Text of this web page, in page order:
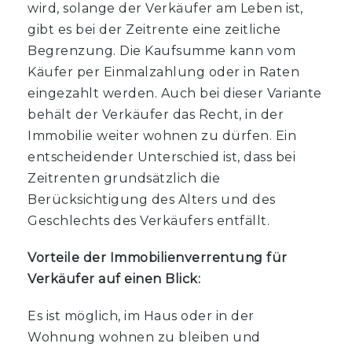
wird, solange der Verkäufer am Leben ist,
gibt es bei der Zeitrente eine zeitliche
Begrenzung. Die Kaufsumme kann vom
Käufer per Einmalzahlung oder in Raten
eingezahlt werden. Auch bei dieser Variante
behält der Verkäufer das Recht, in der
Immobilie weiter wohnen zu dürfen. Ein
entscheidender Unterschied ist, dass bei
Zeitrenten grundsätzlich die
Berücksichtigung des Alters und des
Geschlechts des Verkäufers entfällt.
Vorteile der Immobilienverrentung für
Verkäufer auf einen Blick:
Es ist möglich, im Haus oder in der
Wohnung wohnen zu bleiben und